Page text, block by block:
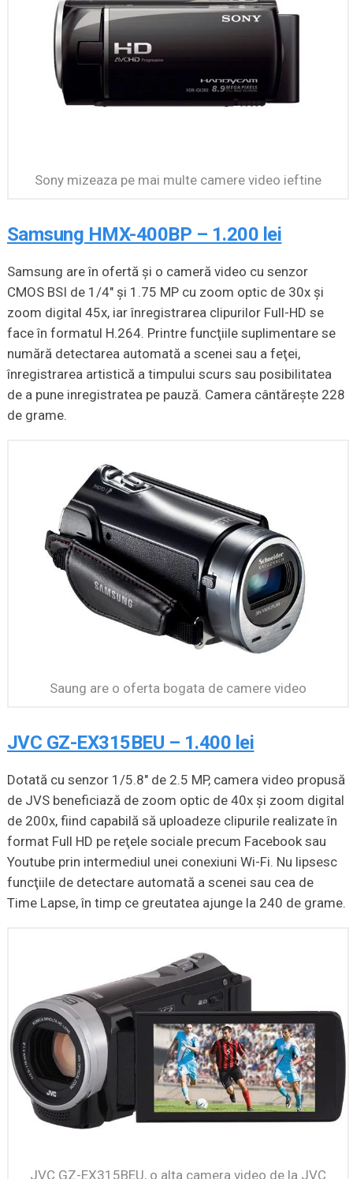
Sony mizeaza pe mai multe camere video ieftine
Samsung HMX-400BP – 1.200 lei
Samsung are în ofertă şi o cameră video cu senzor
CMOS BSI de 1/4″ şi 1.75 MP cu zoom optic de 30x şi
zoom digital 45x, iar înregistrarea clipurilor Full-HD se
face în formatul H.264. Printre funcţiile suplimentare se
numără detectarea automată a scenei sau a feţei,
înregistrarea artistică a timpului scurs sau posibilitatea
de a pune inregistratea pe pauză. Camera cântăreşte 228
de grame.
Saung are o oferta bogata de camere video
JVC GZ-EX315BEU – 1.400 lei
Dotată cu senzor 1/5.8″ de 2.5 MP, camera video propusă
de JVS beneficiază de zoom optic de 40x şi zoom digital
de 200x, fiind capabilă să uploadeze clipurile realizate în
format Full HD pe reţele sociale precum Facebook sau
Youtube prin intermediul unei conexiuni Wi-Fi. Nu lipsesc
funcţiile de detectare automată a scenei sau cea de
Time Lapse, în timp ce greutatea ajunge la 240 de grame.
JVC GZ-EX315BEU, o alta camera video de la JVC